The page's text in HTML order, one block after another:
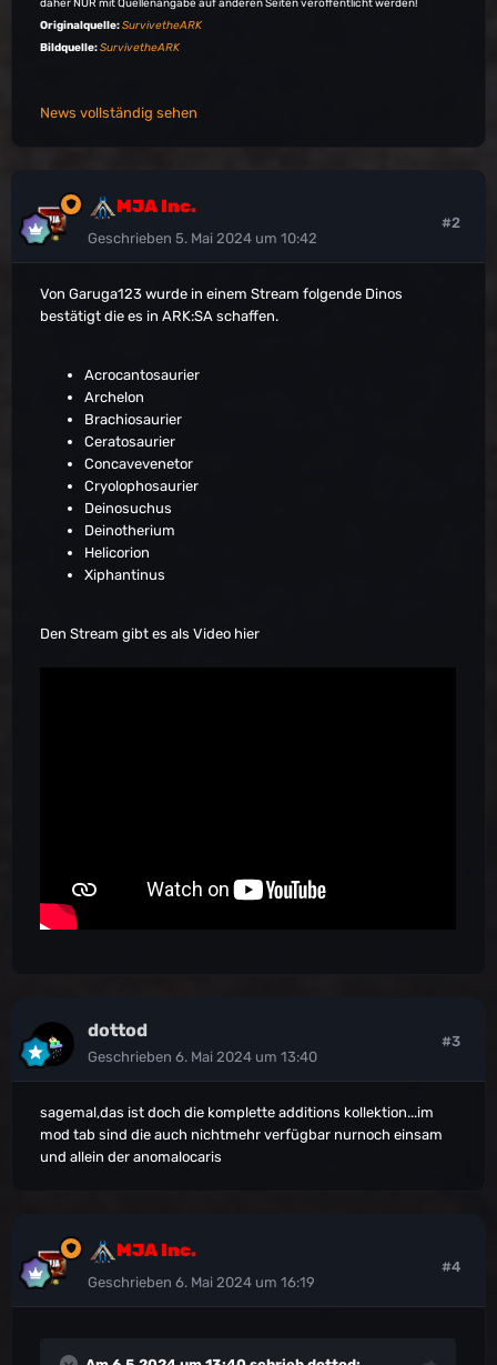
daher NUR mit Quellenangabe auf anderen Seiten veröffentlicht werden!
Originalquelle:SurvivetheARK
Bildquelle:SurvivetheARK
News vollständig sehen
MJA Inc.
Geschrieben 5. Mai 2024 um 10:42
#2
Von Garuga123 wurde in einem Stream folgende Dinos
bestätigt die es in ARK:SA schaffen.
Acrocantosaurier
Archelon
Brachiosaurier
Ceratosaurier
Concavevenetor
Cryolophosaurier
Deinosuchus
Deinotherium
Helicorion
Xiphantinus
Den Stream gibt es als Video hier
dottod
Geschrieben 6. Mai 2024 um 13:40
#3
sagemal,das ist doch die komplette additions kollektion...im
mod tab sind die auch nichtmehr verfügbar nurnoch einsam
und allein der anomalocaris
MJA Inc.
Geschrieben 6. Mai 2024 um 16:19
#4